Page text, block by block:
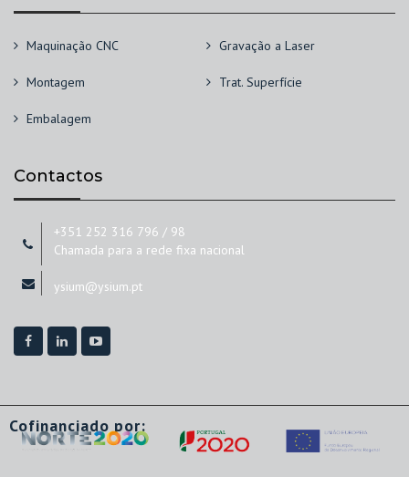
Maquinação CNC Gravação a Laser
Montagem Trat. Superfície
Embalagem
Contactos
+351 252 316 796 / 98
Chamada para a rede fixa nacional
ysium@ysium.pt